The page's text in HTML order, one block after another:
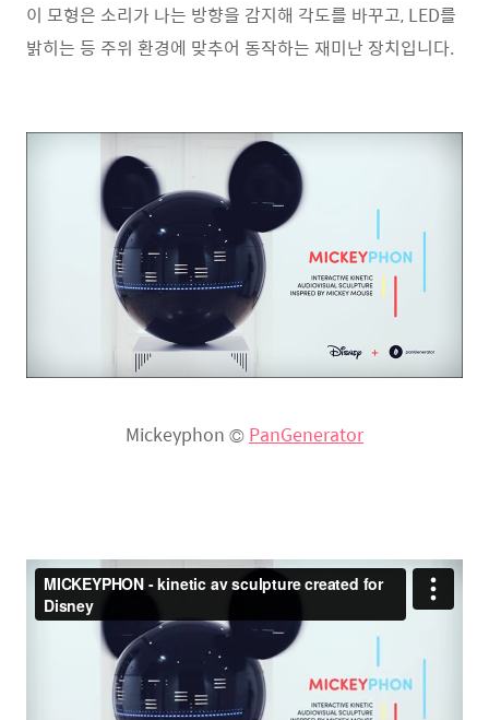
이 모형은 소리가 나는 방향을 감지해 각도를 바꾸고, LED를
밝히는 등 주위 환경에 맞추어 동작하는 재미난 장치입니다.
Mickeyphon © PanGenerator